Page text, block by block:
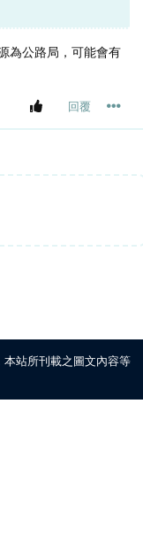
為公路局，可能會有
回覆
本站所刊載之圖文內容等